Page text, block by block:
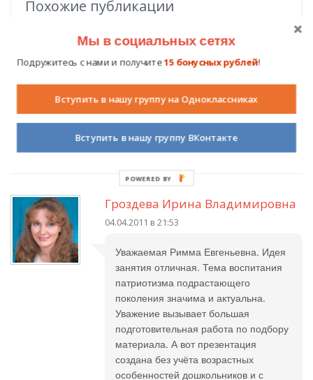
Похожие публикации
Комментарии (5)
Авторизуйтесь на сайте
, чтобы вы могли оставить свой
Гроздева Ирина Владимировна
04.04.2011 в 21:53
Уважаемая Римма Евгеньевна. Идея
занятия отличная. Тема воспитания
патриотизма подрастающего
поколения значима и актуальна.
Уважение вызывает большая
подготовительная работа по подбору
материала. А вот презентация
создана без учёта возрастных
особенностей дошкольников и с
Мы в социальных сетях
Подружитесь с нами и получите15 бонусных рублей!
Вступить в нашу группу на Одноклассниках
Вступить в нашу группу ВКонтакте
POWERED